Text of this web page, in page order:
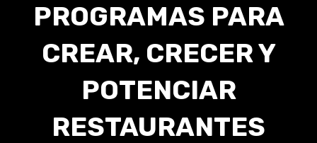
PROGRAMAS PARA
CREAR, CRECER Y
POTENCIAR
RESTAURANTES